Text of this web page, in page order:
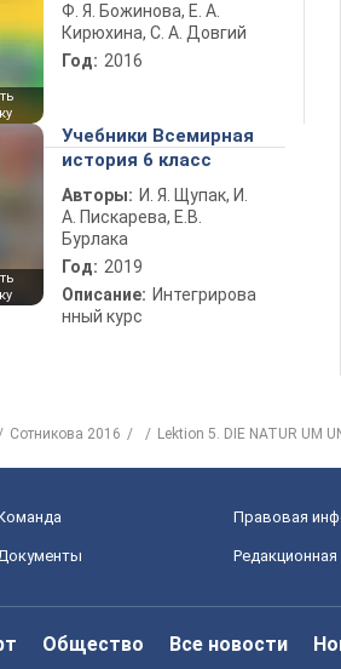
Ф. Я. Божинова, Е. А.
Кирюхина, С. А. Довгий
Год: 2016
Учебники Всемирная
история 6 класс
Авторы: И. Я. Щупак, И.
А. Пискарева, Е.В.
Бурлака
Год: 2019
Описание: Интегрирова
нный курс
Сотникова 2016 Lektion 5. DIE NATUR UM
Правовая
Редакционная
Общество Все новости